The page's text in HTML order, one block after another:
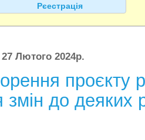
Рєестрація
27 Лютого 2024р.
проєкту
до деяких